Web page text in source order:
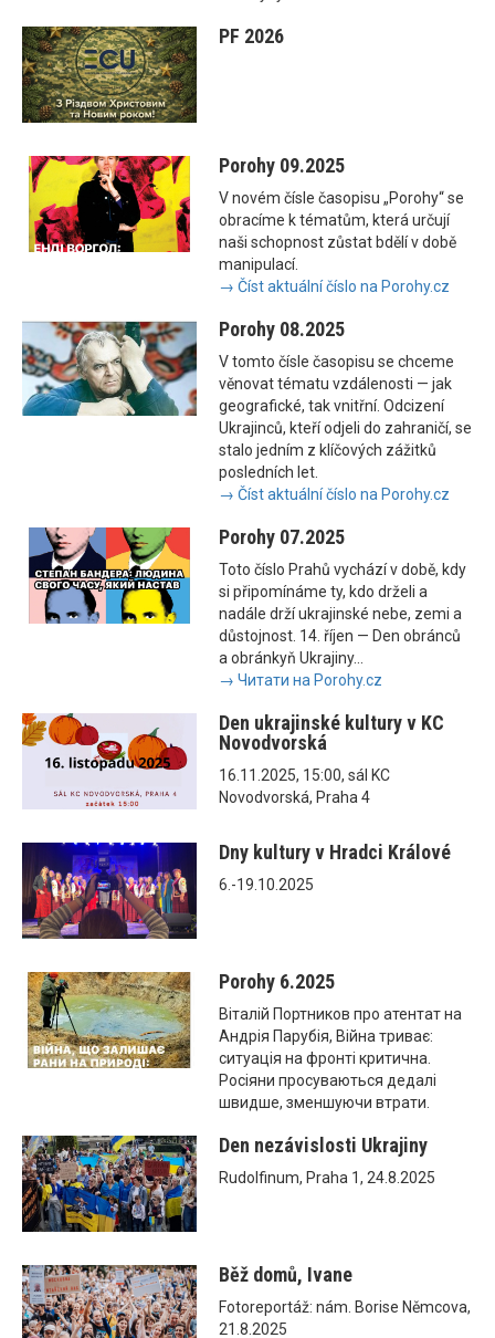
PF 2026
Porohy 09.2025
V novém čísle časopisu „Porohy“ se
obracíme k tématům, která určují
naši schopnost zůstat bdělí v době
manipulací.
→ Číst aktuální číslo na Porohy.cz
Porohy 08.2025
V tomto čísle časopisu se chceme
věnovat tématu vzdálenosti — jak
geografické, tak vnitřní. Odcizení
Ukrajinců, kteří odjeli do zahraničí, se
stalo jedním z klíčových zážitků
posledních let.
→ Číst aktuální číslo na Porohy.cz
Porohy 07.2025
Toto číslo Prahů vychází v době, kdy
si připomínáme ty, kdo drželi a
nadále drží ukrajinské nebe, zemi a
důstojnost. 14. říjen — Den obránců
a obránkyň Ukrajiny...
→ Читати на Porohy.cz
Den ukrajinské kultury v KC
Novodvorská
16.11.2025, 15:00, sál KC
Novodvorská, Praha 4
Dny kultury v Hradci Králové
6.-19.10.2025
Porohy 6.2025
Віталій Портников про атентат на
Андрія Парубія, Війна триває:
ситуація на фронті критична.
Росіяни просуваються дедалі
швидше, зменшуючи втрати.
Den nezávislosti Ukrajiny
Rudolfinum, Praha 1, 24.8.2025
Běž domů, Ivane
Fotoreportáž: nám. Borise Němcova,
21.8.2025